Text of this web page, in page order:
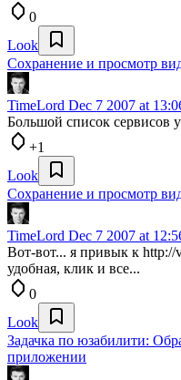
0
Look
Сохранение и просмотр
TimeLord Dec 7 2007 at
Большой список сервисов
+1
Look
Сохранение и просмотр
TimeLord Dec 7 2007 at
Вот-вот... я привык к http://
удобная, клик и все...
0
Look
Задачка по юзабилити:
приложении